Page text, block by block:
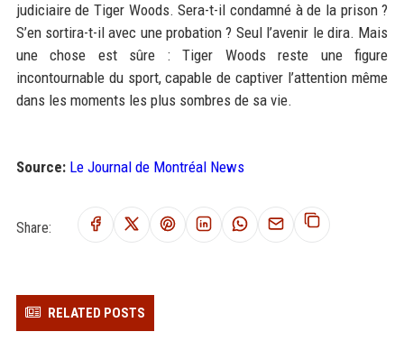
judiciaire de Tiger Woods. Sera-t-il condamné à de la prison ?
S’en sortira-t-il avec une probation ? Seul l’avenir le dira. Mais
une chose est sûre : Tiger Woods reste une figure
incontournable du sport, capable de captiver l’attention même
dans les moments les plus sombres de sa vie.
Source: Le Journal de Montréal News
Share:
RELATED POSTS